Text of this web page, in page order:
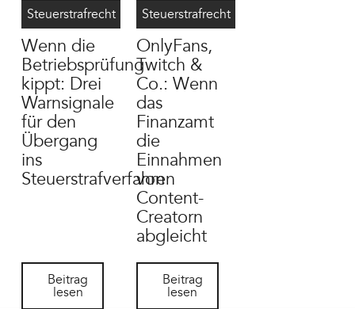
Steuerstrafrecht
Wenn die
Betriebsprüfung
kippt: Drei
Warnsignale
für den
Übergang
ins
Steuerstrafverfahren
Beitrag lesen
Beitrag
lesen
Betriebsprüfung Steuerstrafverfahren
7/23/2026 Steuerstrafrecht
OnlyFans,
Twitch &
Co.: Wenn
das
Finanzamt
die
Einnahmen
von
Content-
Creatorn
abgleicht
Beitrag lesen
Beitrag
lesen
OnlyFans Steuer
7/13/2026